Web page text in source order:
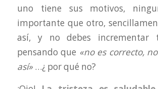
uno tiene sus motivos,
importante que otro,
así, y no debes incrementar
pensando que «no es correcto,
así»…¿ por qué no?